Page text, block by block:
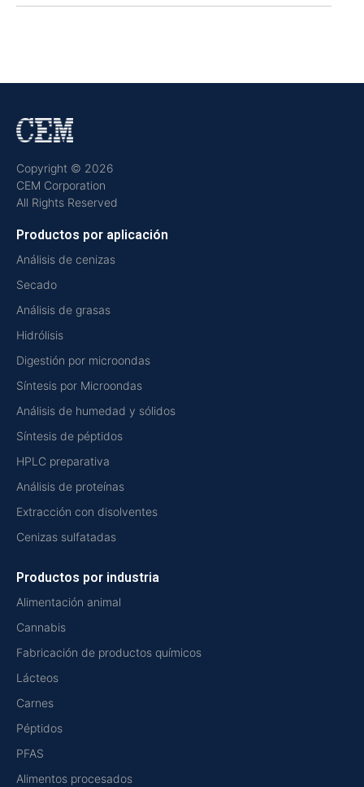
Copyright © 2026
CEM Corporation
All Rights Reserved
Productos por aplicación
Análisis de cenizas
Secado
Análisis de grasas
Hidrólisis
Digestión por microondas
Síntesis por Microondas
Análisis de humedad y sólidos
Síntesis de péptidos
HPLC preparativa
Análisis de proteínas
Extracción con disolventes
Cenizas sulfatadas
Productos por industria
Alimentación animal
Cannabis
Fabricación de productos químicos
Lácteos
Carnes
Péptidos
PFAS
Alimentos procesados